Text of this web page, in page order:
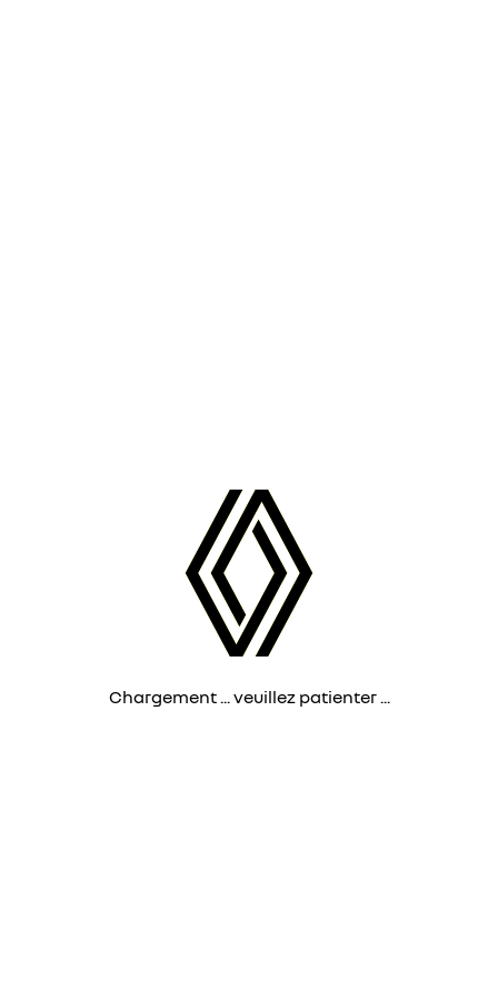
Chargement ... veuillez patienter ...